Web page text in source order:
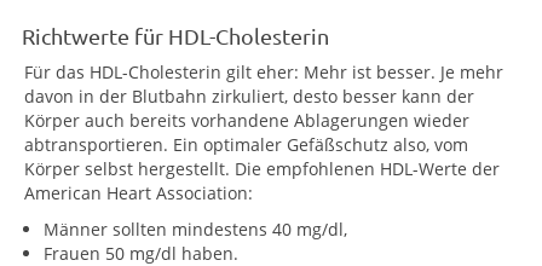
Richtwerte für HDL-Cholesterin
Für das HDL-Cholesterin gilt eher: Mehr ist besser. Je mehr
davon in der Blutbahn zirkuliert, desto besser kann der
Körper auch bereits vorhandene Ablagerungen wieder
abtransportieren. Ein optimaler Gefäßschutz also, vom
Körper selbst hergestellt. Die empfohlenen HDL-Werte der
American Heart Association:
Männer sollten mindestens 40 mg/dl,
Frauen 50 mg/dl haben.